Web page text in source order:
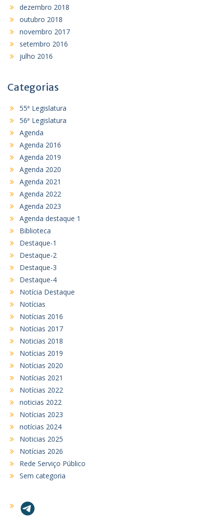
dezembro 2018
outubro 2018
novembro 2017
setembro 2016
julho 2016
Categorias
55ª Legislatura
56ª Legislatura
Agenda
Agenda 2016
Agenda 2019
Agenda 2020
Agenda 2021
Agenda 2022
Agenda 2023
Agenda destaque 1
Biblioteca
Destaque-1
Destaque-2
Destaque-3
Destaque-4
Notícia Destaque
Notícias
Notícias 2016
Notícias 2017
Noticias 2018
Notícias 2019
Notícias 2020
Notícias 2021
Notícias 2022
noticias 2022
Notícias 2023
notícias 2024
Noticias 2025
Notícias 2026
Rede Serviço Público
Sem categoria